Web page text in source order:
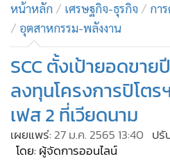
• บันเทิง
• ผู้จัดการรายวัน
• คอลัมนิสต์
• CbizReview
• Cyber BIZ
• ผู้จัดกวน
หน้าหลัก เศรษฐกิจ-ธุรกิจ
กา
อุตสาหกรรม-พลังงาน
SCC ตั้งเป้ายอดขาย
ลงทุนโครงการปิโตร
เฟส 2 ที่เวียดนาม
เผยแพร่: 27 ม.ค. 2565 13:40 ปรั
โดย: ผู้จัดการออนไลน์